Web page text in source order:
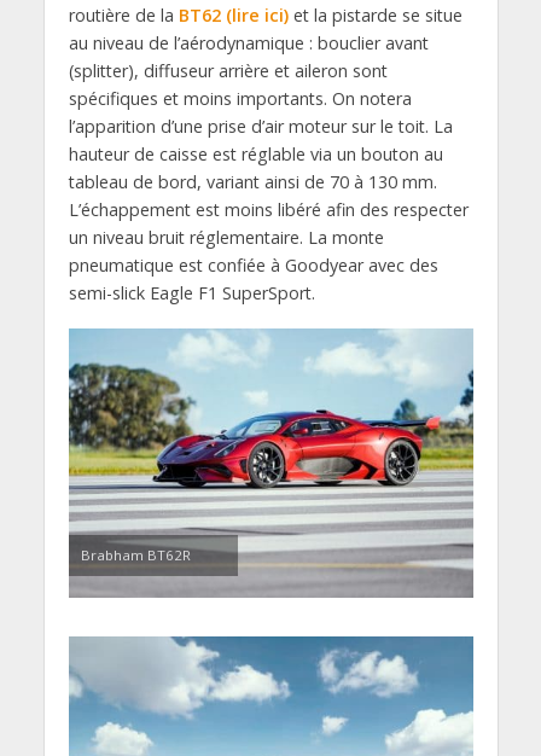
routière de la BT62 (lire ici)et la pistarde se situe
au niveau de l’aérodynamique : bouclier avant
(splitter), diffuseur arrière et aileron sont
spécifiques et moins importants. On notera
l’apparition d’une prise d’air moteur sur le toit. La
hauteur de caisse est réglable via un bouton au
tableau de bord, variant ainsi de 70 à 130 mm.
L’échappement est moins libéré afin des respecter
un niveau bruit réglementaire. La monte
pneumatique est confiée à Goodyear avec des
semi-slick Eagle F1 SuperSport.
Brabham BT62R